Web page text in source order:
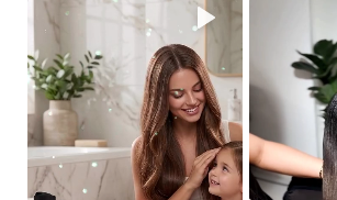
لتقليل التقشر وتعزيز تثبيت بصيلات الشعر في
لجميع مشاكل فروة الرأس، بما في ذلك إفراز
القشرة (بسبب الصدفية)، أو تساقط الشعر
المرطبة المستخلصة من مصادر نباتية، ويمنح
يدوم طوال اليوم مع رائحة منعشة.